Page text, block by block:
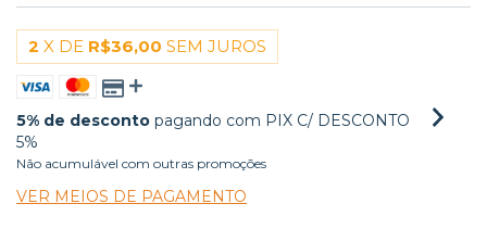
2 X DE R$36,00 SEM JUROS
5% de desconto pagando com PIX C/ DESCONTO
5%
Não acumulável com outras promoções
VER MEIOS DE PAGAMENTO